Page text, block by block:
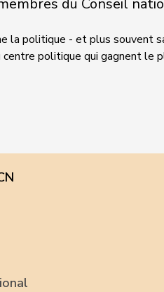
du Conseil
la politique - et plus souvent
politique qui gagnent le